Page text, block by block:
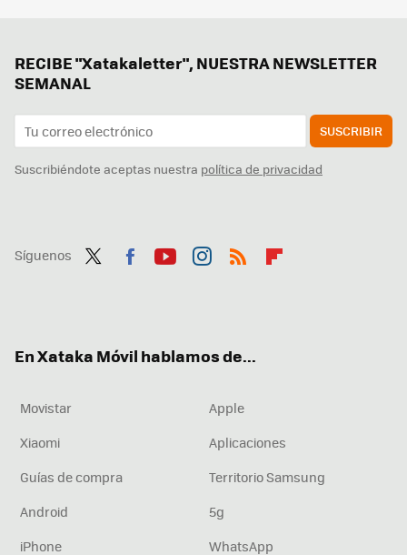
RECIBE "Xatakaletter", NUESTRA NEWSLETTER
SEMANAL
SUSCRIBIR
Suscribiéndote aceptas nuestra política de privacidad
Síguenos
En Xataka Móvil hablamos de...
Movistar
Apple
Xiaomi
Aplicaciones
Guías de compra
Territorio Samsung
Android
5g
iPhone
WhatsApp